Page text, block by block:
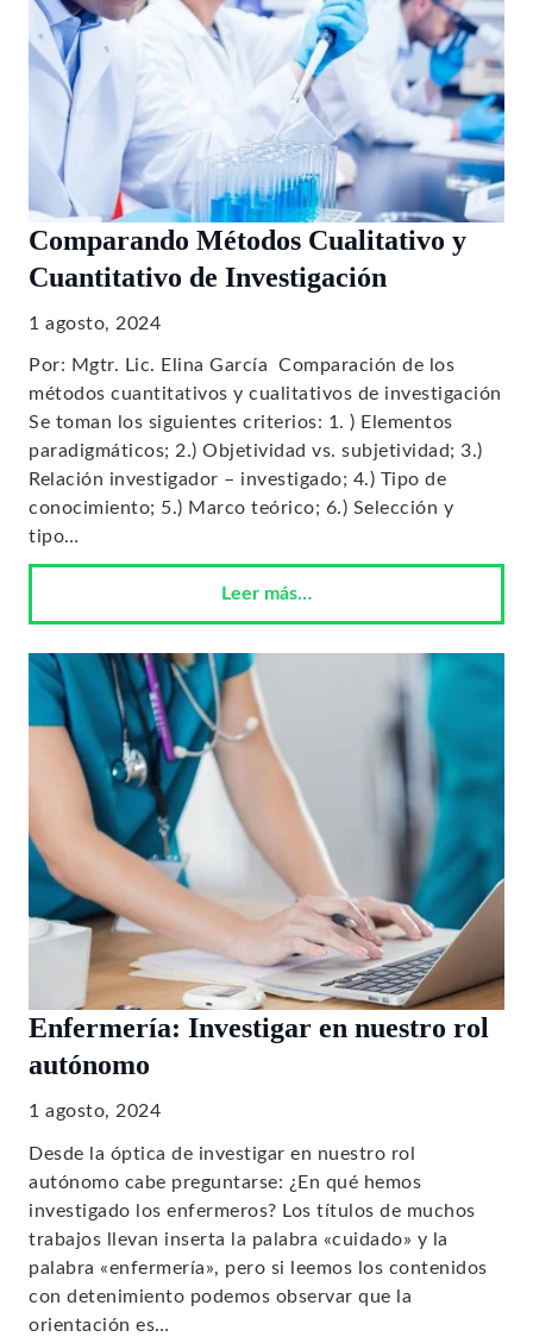
Comparando Métodos Cualitativo y
Cuantitativo de Investigación
1 agosto, 2024
Por: Mgtr. Lic. Elina García Comparación de los
métodos cuantitativos y cualitativos de investigación
Se toman los siguientes criterios: 1. ) Elementos
paradigmáticos; 2.) Objetividad vs. subjetividad; 3.)
Relación investigador – investigado; 4.) Tipo de
conocimiento; 5.) Marco teórico; 6.) Selección y
tipo…
Leer más…
Enfermería: Investigar en nuestro rol
autónomo
1 agosto, 2024
Desde la óptica de investigar en nuestro rol
autónomo cabe preguntarse: ¿En qué hemos
investigado los enfermeros? Los títulos de muchos
trabajos llevan inserta la palabra «cuidado» y la
palabra «enfermería», pero si leemos los contenidos
con detenimiento podemos observar que la
orientación es…